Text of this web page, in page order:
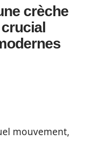
crèche
mouvement,